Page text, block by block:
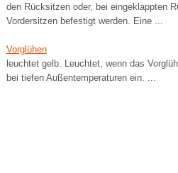
den Rücksitzen oder, bei eingeklappten
Vordersitzen befestigt werden. Eine ...
Vorglühen
leuchtet gelb. Leuchtet, wenn das
bei tiefen Außentemperaturen ein. ...